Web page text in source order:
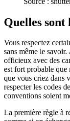
Quelles sont
Vous respectez
sans même le
officieux avec des
est fort probable que
que vous criez dans
respecter les codes
conventions soient
La première règle à